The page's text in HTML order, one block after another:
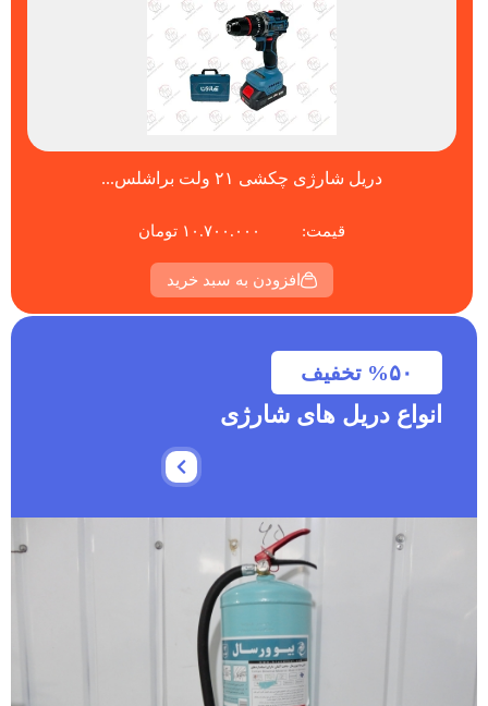
دریل شارژی چکشی ۲۱ ولت براشلس...
قیمت: ۱۰.۷۰۰.۰۰۰ تومان
افزودن به سبد خرید
%۵۰ تخفیف
انواع دریل های شارژی